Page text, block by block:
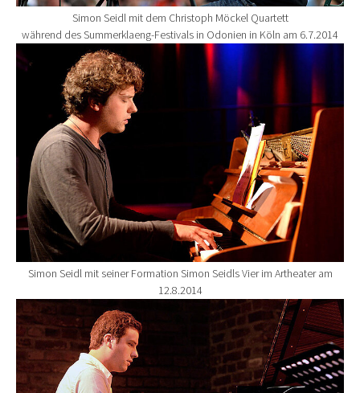
Simon Seidl mit dem Christoph Möckel Quartett
während des Summerklaeng-Festivals in Odonien in Köln am 6.7.2014
Show larger version for:
Simon Seidl mit seiner Formation Simon Seidls Vier im Artheater am
12.8.2014
Show larger version for: